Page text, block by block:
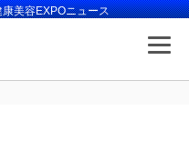
美容EXPOニュース